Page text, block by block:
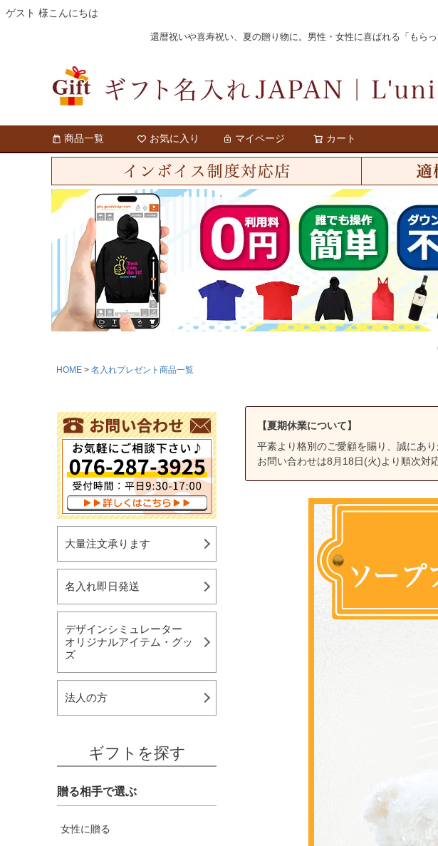
ゲスト 様こんにちは
還暦祝いや喜寿祝い、夏の贈り物に。男性・女性に喜ばれる「もら
商品一覧 お気に入り マイページ カート
HOME 名入れプレゼント商品一覧
大量注文承ります
名入れ即日発送
デザインシミュレーター
オリジナルアイテム・グッ
ズ
法人の方
ギフトを探す
贈る相手で選ぶ
女性に贈る
【夏期休業について】
平素より格別のご愛顧を賜り、誠にあ
お問い合わせは8月18日(火)より順次対